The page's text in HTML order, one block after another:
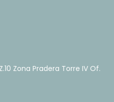
Zona Pradera Torre IV Of.